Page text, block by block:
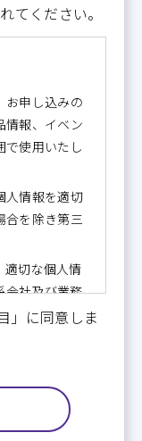
てください。
お申し込みの
情報、イベン
で使用いたし
人情報を適切
合を除き第三
適切な個人情
会社及び業務
場合
託先に委託
」に同意しま